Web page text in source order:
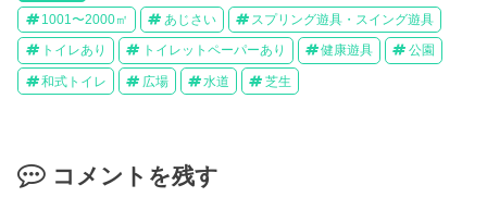
1001〜2000㎡ あじさい スプリング遊具・スイング遊具
トイレあり トイレットペーパーあり 健康遊具 公園
和式トイレ 広場 水道 芝生
コメントを残す